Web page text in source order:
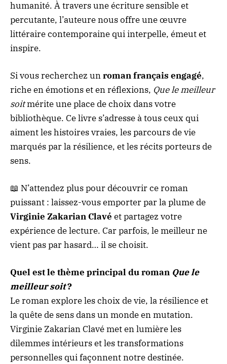
humanité. À travers une écriture sensible et
percutante, l’auteure nous offre une œuvre
littéraire contemporaine qui interpelle, émeut et
inspire.
Si vous recherchez unroman français engagé,
riche en émotions et en réflexions, Que le meilleur
soitmérite une place de choix dans votre
bibliothèque. Ce livre s’adresse à tous ceux qui
aiment les histoires vraies, les parcours de vie
marqués par la résilience, et les récits porteurs de
sens.
📖 N’attendez plus pour découvrir ce roman
puissant : laissez-vous emporter par la plume de
Virginie Zakarian Clavé et partagez votre
expérience de lecture. Car parfois, le meilleur ne
vient pas par hasard… il se choisit.
Quel est le thème principal du roman Que le
meilleur soit?
Le roman explore les choix de vie, la résilience et
la quête de sens dans un monde en mutation.
Virginie Zakarian Clavé met en lumière les
dilemmes intérieurs et les transformations
personnelles qui façonnent notre destinée.